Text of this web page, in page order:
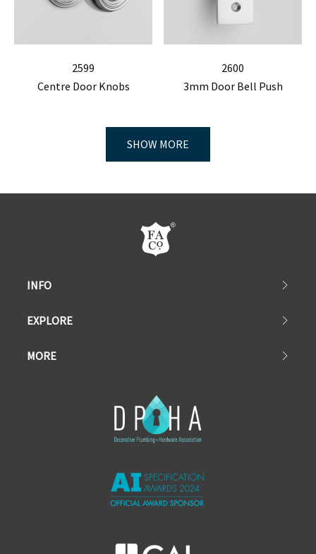
2599
Centre Door Knobs
2600
3mm Door Bell Push
SHOW MORE
INFO
EXPLORE
MORE